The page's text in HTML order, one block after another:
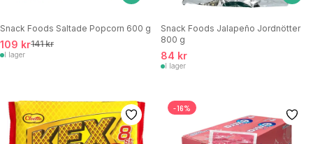
Snack Foods Saltade Popcorn 600 g
109 kr141 kr
I lager
Snack Foods Jalapeño Jordnötter
800 g
84 kr
I lager
-16%